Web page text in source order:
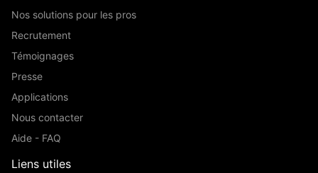
Nos solutions pour les pros
Recrutement
Témoignages
Presse
Applications
Nous contacter
Aide - FAQ
Liens utiles